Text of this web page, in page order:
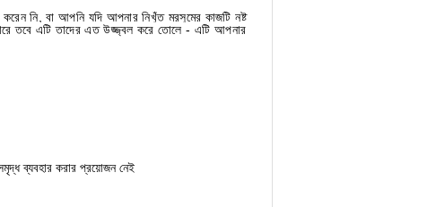
নি, বা আপনি যদি আপনার নিখুঁত মরসুমের কাজটি নষ্ট
তবে এটি তাদের এত উজ্জ্বল করে তোলে - এটি আপনার
ব্যবহার করার প্রয়োজন নেই